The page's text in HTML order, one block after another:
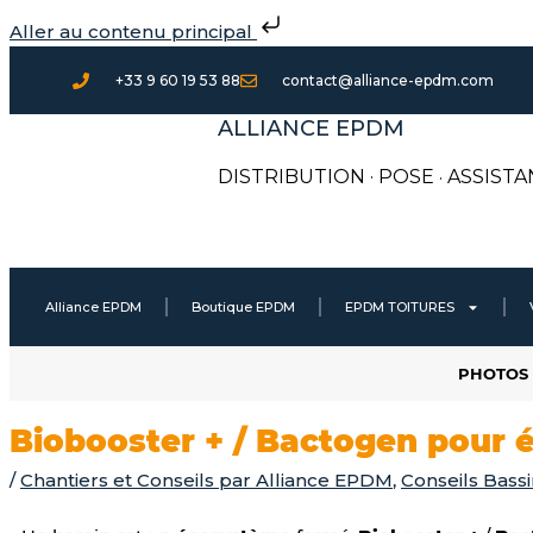
Aller au contenu principal
au
contenu
+33 9 60 19 53 88 contact@alliance-epdm.com
ALLIANCE EPDM
DISTRIBUTION · POSE ·
Alliance EPDM Boutique EPDM EPDM TOITURES
Biobooster + / Bactogen pour
/Chantiers et Conseils par Alliance EPDM, Conseils